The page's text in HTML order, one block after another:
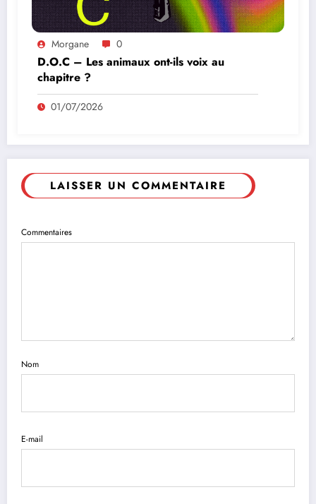
Morgane 0
D.O.C – Les animaux ont-ils voix au
chapitre ?
01/07/2026
LAISSER UN COMMENTAIRE
Commentaires
Nom
E-mail